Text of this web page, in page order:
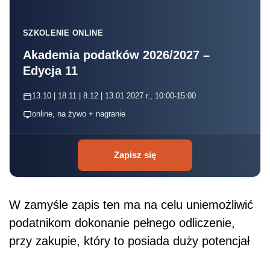
SZKOLENIE ONLINE
Akademia podatków 2026/2027 –
Edycja 11
13.10 | 18.11 | 8.12 | 13.01.2027 r., 10:00-15:00
online, na żywo + nagranie
Zapisz się
W zamyśle zapis ten ma na celu uniemożliwić
podatnikom dokonanie pełnego odliczenie,
przy zakupie, który to posiada duży potencjał